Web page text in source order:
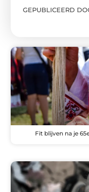
GEPUBLICEERD
Fit blijven na je